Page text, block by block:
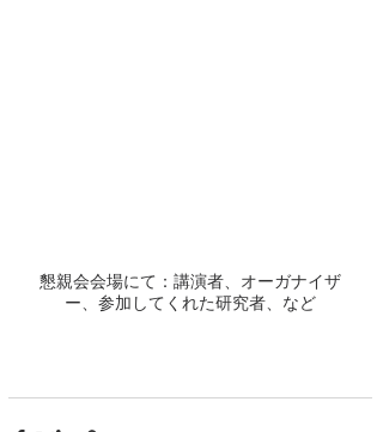
懇親会会場にて：講演者、オーガナイザ
ー、参加してくれた研究者、など